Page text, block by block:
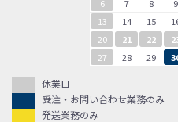
6
7 8 9
13
14 15
20
21 22
27
28 29
休業日
受注・お問い合わせ業務のみ
発送業務のみ